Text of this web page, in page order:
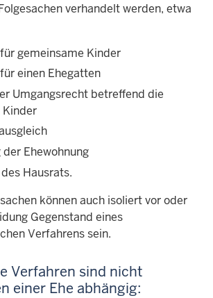
verhandelt werden, etwa
gemeinsame Kinder
einen Ehegatten
Umgangsrecht betreffend die
Kinder
Ehewohnung
Hausrats.
können auch isoliert vor oder
Gegenstand eines
Verfahrens sein.
Verfahren sind nicht
einer Ehe abhängig: